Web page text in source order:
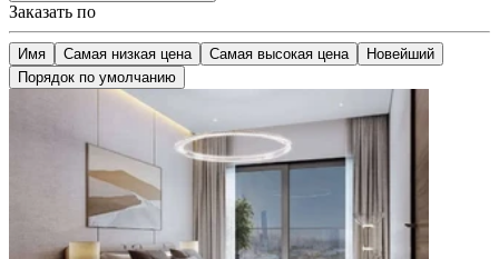
Заказать по
Имя Самая низкая цена Самая высокая цена
Новейший
Порядок по умолчанию